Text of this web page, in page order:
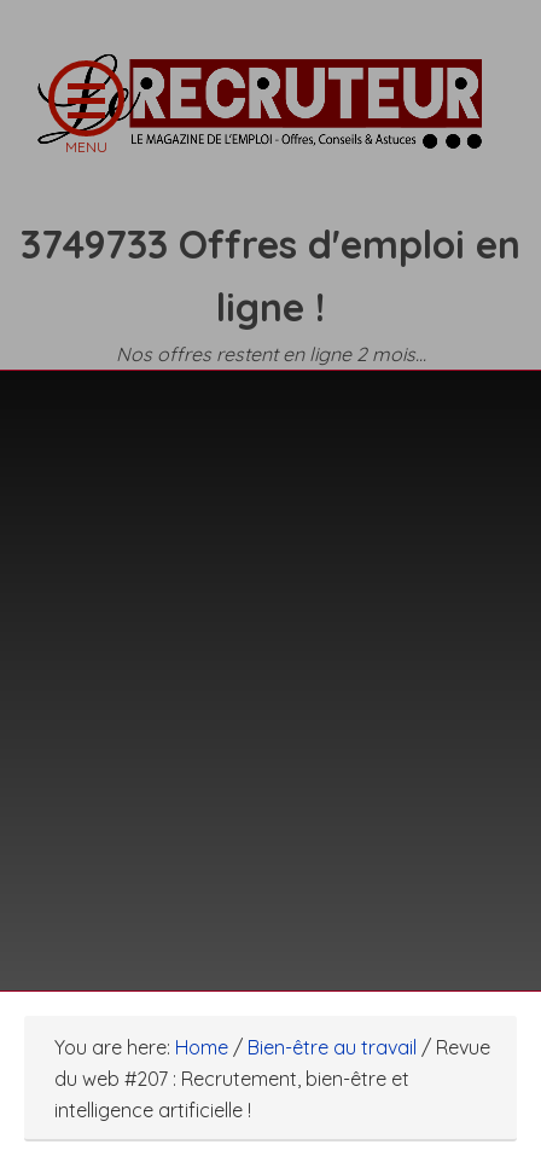
3749733 Offres d'emploi en
ligne !
Nos offres restent en ligne 2 mois...
You are here: Home / Bien-être au travail / Revue
du web #207 : Recrutement, bien-être et
intelligence artificielle !